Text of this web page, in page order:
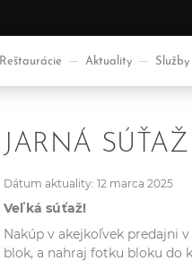
Reštaurácie Aktuality Služby
JARNÁ
Dátum aktuality: 12 marca 2025
Veľká súťaž!
Nakúp v akejkoľvek predajni
blok, a nahraj fotku bloku do